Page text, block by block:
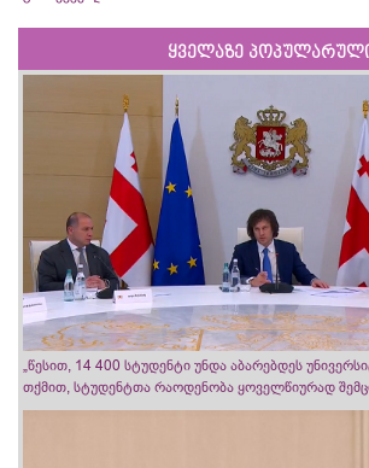
ყველაზე
„წესით, 14 400 სტუდენტი უნდა აბარებდეს
თქმით, სტუდენტთა რაოდენობა ყოველწიურად